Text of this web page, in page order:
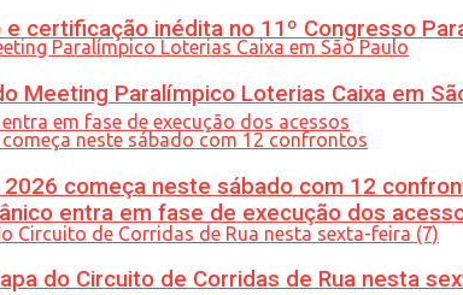
certificação inédita no 11º Congresso
entra em fase de execução dos
Meeting Paralímpico Loterias Caixa em
começa neste sábado com 12
do Circuito de Corridas de Rua nesta